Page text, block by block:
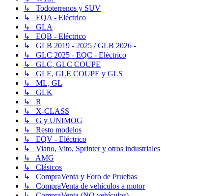
↳ Todoterrenos y SUV
↳ EQA - Eléctrico
↳ GLA
↳ EQB - Eléctrico
↳ GLB 2019 - 2025 / GLB 2026 -
↳ GLC 2025 - EQC - Eléctrico
↳ GLC, GLC COUPE
↳ GLE, GLE COUPE y GLS
↳ ML, GL
↳ GLK
↳ R
↳ X-CLASS
↳ G y UNIMOG
↳ Resto modelos
↳ EQV - Eléctrico
↳ Viano, Vito, Sprinter y otros industriales
↳ AMG
↳ Clásicos
↳ CompraVenta y Foro de Pruebas
↳ CompraVenta de vehículos a motor